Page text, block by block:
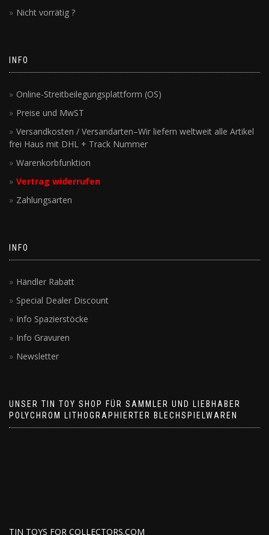
Nicht vorrätig ?
INFO
Online-Streitbeilegungsplattform (OS)
Preise und MwST
Versandkosten / Versandarten–Wir liefern weltweit alle Artikel
frei Haus mit DHL + Track Nummer
Warenkorbfunktion
Vertrag widerrufen
Zahlungsarten
INFO
Händler Rabatt
Special Dealer Discount
Info Spazierstöcke
Info Gravuren
Newsletter
UNSER TIN TOY SHOP FÜR SAMMLER UND LIEBHABER
POLYCHROM LITHOGRAPHIERTER BLECHSPIELWAREN
TIN TOYS FOR COLLECTORS.COM